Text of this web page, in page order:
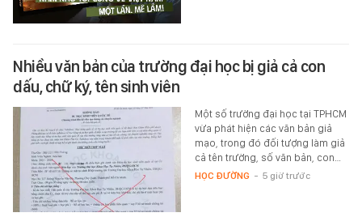
Nhiều văn bản của trường đại học bị giả cả con
dấu, chữ ký, tên sinh viên
Một số trường đại học tại TPHCM
vừa phát hiện các văn bản giả
mạo, trong đó đối tượng làm giả
cả tên trường, số văn bản, con…
HỌC ĐƯỜNG - 5 giờ trước